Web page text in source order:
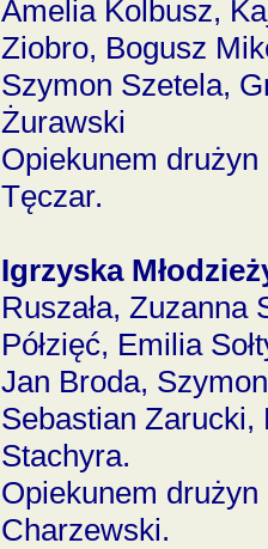
Amelia Kolbusz,
Ziobro, Bogusz
Szymon Szetela,
Żurawski
Opiekunem
Tęczar.
Igrzyska
Ruszała, Zuzanna
Półzięć, Emilia
Jan Broda,
Sebastian Zarucki,
Stachyra.
Opiekunem drużyn
Charzewski.